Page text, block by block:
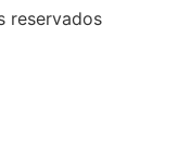
reservados